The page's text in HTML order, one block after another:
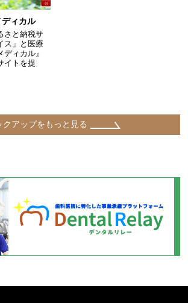
ィカル
さと納税サ
ス」と医療
ィカル』
イトを提
クアップをもっと見る